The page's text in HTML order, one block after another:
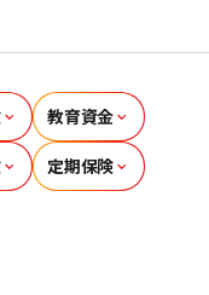
教育資金
定期保険